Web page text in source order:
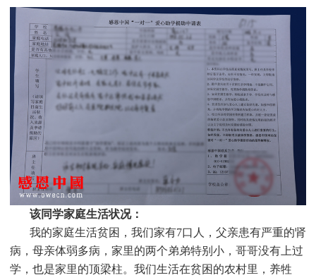
该同学家庭生活状况：
我的家庭生活贫困，我们家有7口人，父亲患有严重的肾
病，母亲体弱多病，家里的两个弟弟特别小，哥哥没有上过
学，也是家里的顶梁柱。我们生活在贫困的农村里，养牲